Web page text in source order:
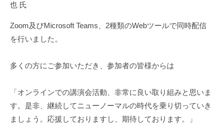
也 氏
Zoom及びMicrosoft Teams、2種類のWebツールで同時配信
を行いました。
多くの方にご参加いただき、 参加者の皆様からは
「オンラインでの講演会活動、非常に良い取り組みと思いま
す。是非、継続してニューノーマルの時代を乗り切っていき
ましょう。応援しておりますし、期待しております。」